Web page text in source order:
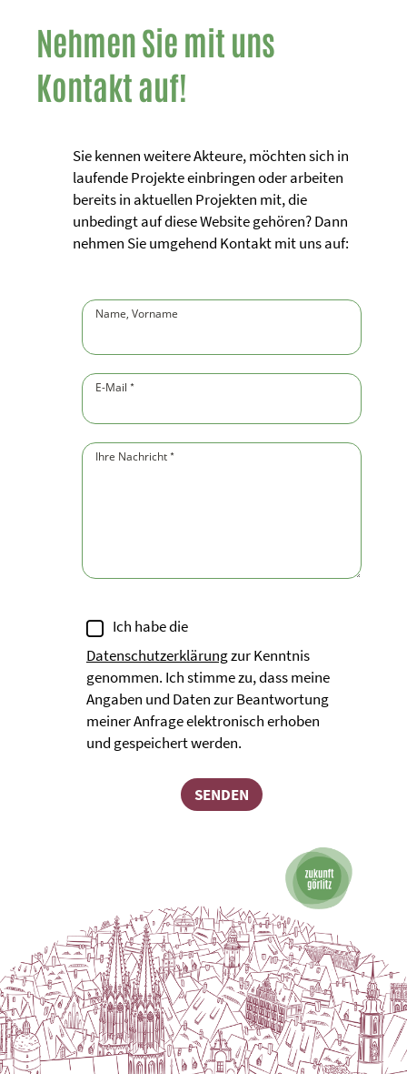
Nehmen Sie mit uns
Kontakt auf!
Sie kennen weitere Akteure, möchten sich in
laufende Projekte einbringen oder arbeiten
bereits in aktuellen Projekten mit, die
unbedingt auf diese Website gehören? Dann
nehmen Sie umgehend Kontakt mit uns auf:
Name, Vorname
E-Mail *(Pflichtfeld)
Ihre Nachricht *(Pflichtfeld)
Ich habe die
Datenschutzerklärungzur Kenntnis
genommen. Ich stimme zu, dass meine
Angaben und Daten zur Beantwortung
meiner Anfrage elektronisch erhoben
und gespeichert werden.
SENDEN